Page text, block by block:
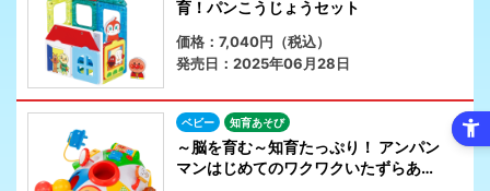
育！パンこうじょうセット
価格：7,040円（税込）
発売日：2025年06月28日
ベビー 知育あそび
～脳を育む～知育たっぷり！ アンパン
マンはじめてのワクワクいたずらあそ